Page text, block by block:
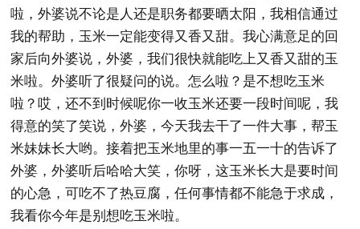
啦，外婆说不论是人还是职务都要晒太阳，我相信通过
我的帮助，玉米一定能变得又香又甜。我心满意足的回
家后向外婆说，外婆，我们很快就能吃上又香又甜的玉
米啦。外婆听了很疑问的说。怎么啦？是不想吃玉米
啦？哎，还不到时候呢你一收玉米还要一段时间呢，我
得意的笑了笑说，外婆，今天我去干了一件大事，帮玉
米妹妹长大哟。接着把玉米地里的事一五一十的告诉了
外婆，外婆听后哈哈大笑，你呀，这玉米长大是要时间
的心急，可吃不了热豆腐，任何事情都不能急于求成，
我看你今年是别想吃玉米啦。